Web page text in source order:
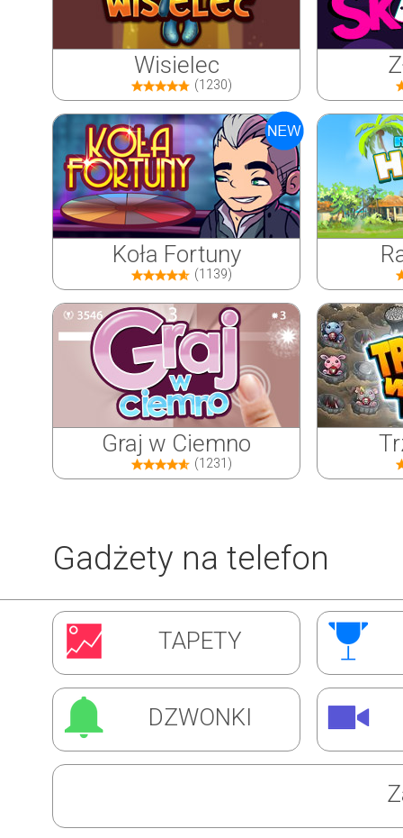
Wisielec
(1230)
Koła Fortuny
(1139)
Graj w Ciemno
(1231)
Inwazja Robali
(1310)
Super Barman
Gadżety na telefon
TAPETY
DZWONKI